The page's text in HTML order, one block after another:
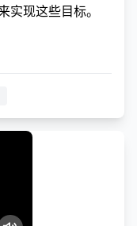
现这些目标。